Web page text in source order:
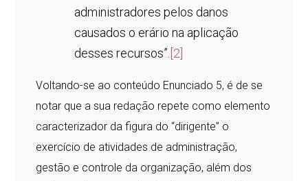
administradores pelos danos
causados o erário na aplicação
desses recursos”. [2]
Voltando-se ao conteúdo Enunciado 5, é de se
notar que a sua redação repete como elemento
caracterizador da figura do “dirigente” o
exercício de atividades de administração,
gestão e controle da organização, além dos